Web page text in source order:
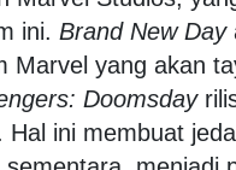
ini. Brand New Day
Marvel yang akan
Doomsday
Hal ini membuat